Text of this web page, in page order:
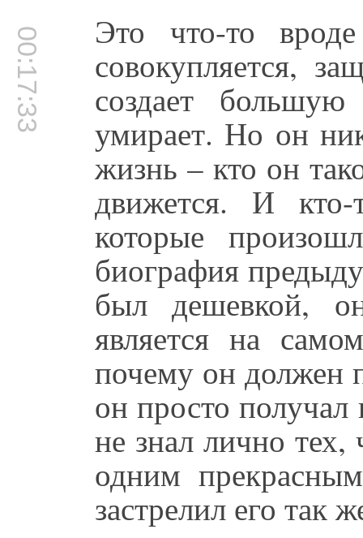
00:17:33 Это что-то
совокупляется,
создает
умирает. Но он
жизнь – кто он
движется. И кто-
которые
биография
был дешевкой,
является на
почему он должен
он просто
не знал лично
одним
застрелил его так